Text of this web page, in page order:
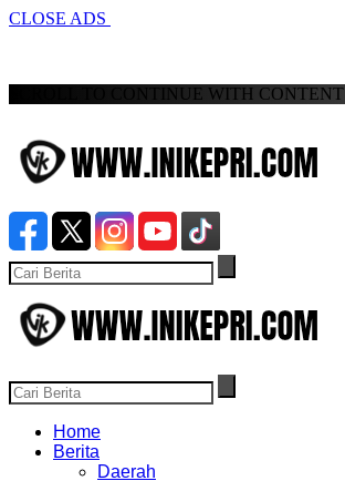
CLOSE ADS
SCROLL TO CONTINUE WITH CONTENT
Home
Berita
Daerah